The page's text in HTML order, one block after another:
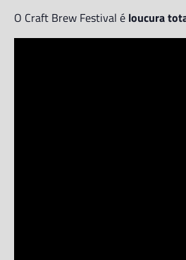
O Craft Brew Festival é loucura